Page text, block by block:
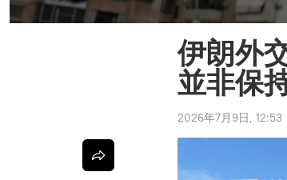
伊朗外
並非保
2026年7月9日, 12:53